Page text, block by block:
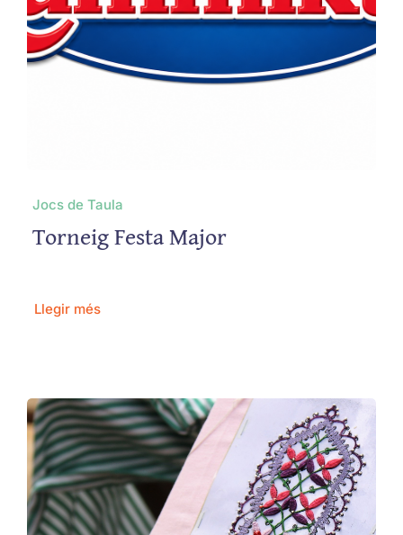
Jocs de Taula
Torneig Festa Major
Llegir més